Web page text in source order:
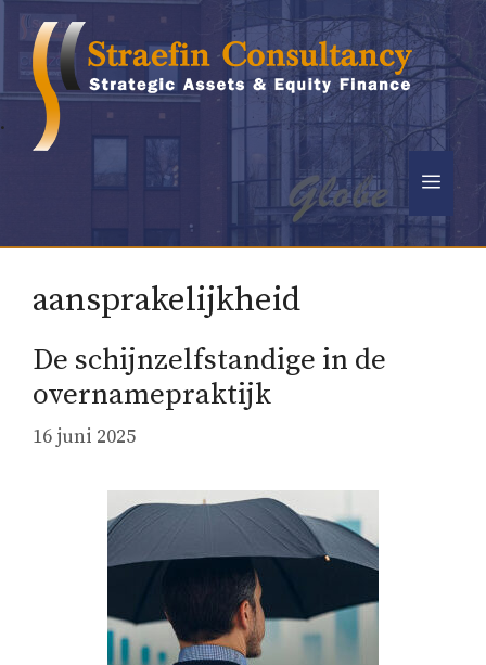
Ga
naar
inhoud
Menu
.
aansprakelijkheid
De schijnzelfstandige in de
overnamepraktijk
16 juni 2025